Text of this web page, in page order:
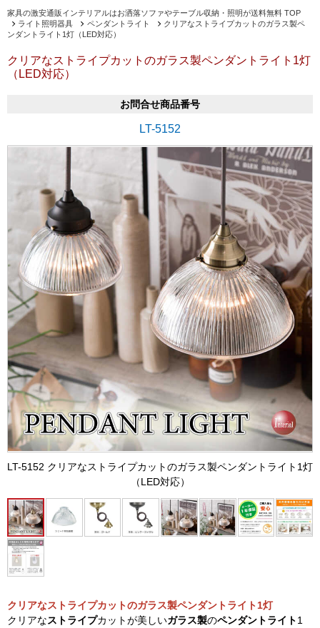
家具の激安通販インテリアルはお洒落ソファやテーブル収納・照明が送料無料 TOP
ライト照明器具
ペンダントライト
クリアなストライプカットのガラス製ペ
ンダントライト1灯（LED対応）
クリアなストライプカットのガラス製ペンダントライト1灯
（LED対応）
お問合せ商品番号
LT-5152
LT-5152 クリアなストライプカットのガラス製ペンダントライト1灯
（LED対応）
クリアなストライプカットのガラス製ペンダントライト1灯
クリアなストライプカットが美しいガラス製のペンダントライト1